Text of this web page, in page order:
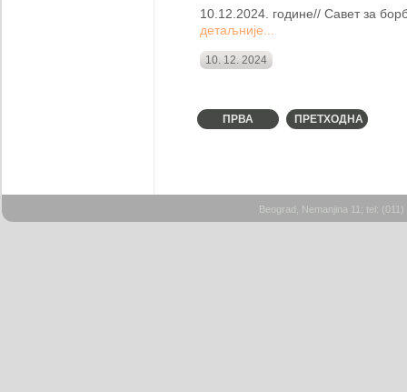
10.12.2024. године// Савет за
детаљније...
10. 12. 2024
ПРВА ПРЕТХОДНА
Beograd, Nemanjina 11; tel: